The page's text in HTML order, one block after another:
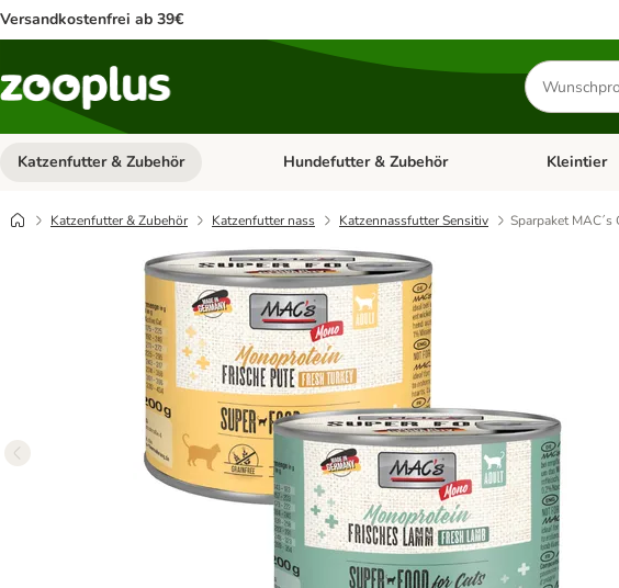
Versandkostenfrei ab 39€
Produkte
suchen
Katzenfutter & Zubehör Kategorie-Menü öffnen: Katzenfutter & Zubehör
Hundefutter & Zubehör Kategorie-
Kleintier
Katzenfutter & Zubehör Katzenfutter nass Katzennassfutter Sensitiv Sparpaket